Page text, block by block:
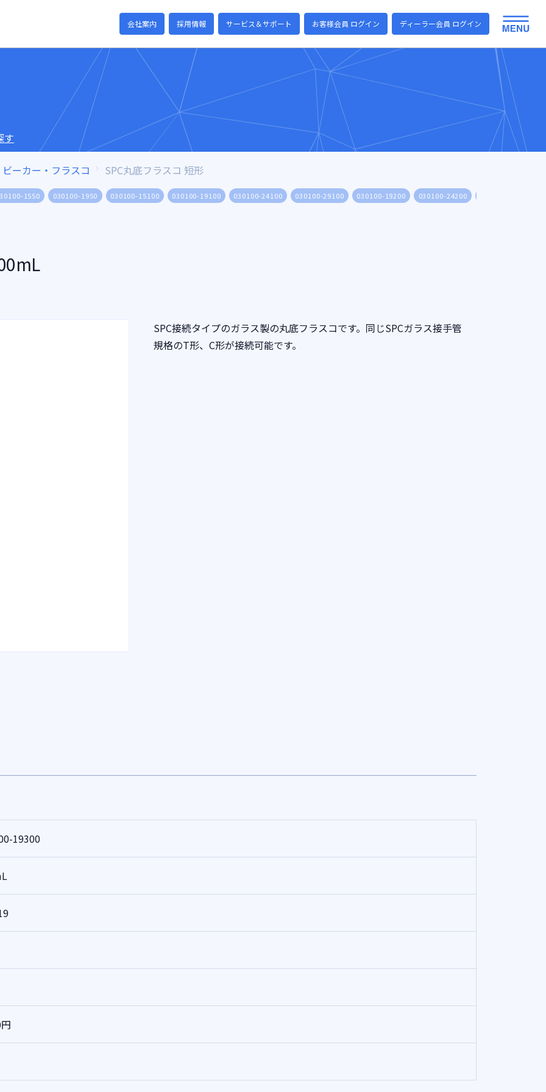
会社案内 採用情報 サービス＆サポート お客様会員 ログイン ディーラー会員 ログイン
す
ビーカー・フラスコ SPC丸底フラスコ 短形
1550 030100-1950 030100-15100 030100-19100 030100-24100 030100-29100 030100-19200 030100-24200
SPC接続タイプのガラス製の丸底フラスコです。同じSPCガラス接手管
規格のT形、C形が接続可能です。
19300